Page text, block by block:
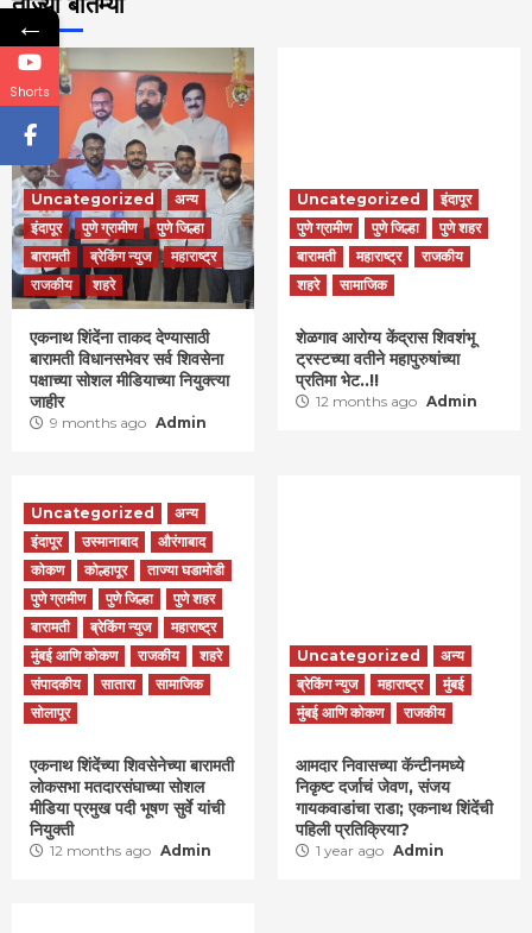
Uncategorized
अन्य
इंदापूर
पुणे ग्रामीण
पुणे जिल्हा
बारामती
ब्रेकिंग न्युज
महाराष्ट्र
राजकीय
शहरे
एकनाथ शिंदेंना ताकद देण्यासाठी
बारामती विधानसभेवर सर्व शिवसेना
पक्षाच्या सोशल मीडियाच्या नियुक्त्या
जाहीर
9 months ago Admin
Uncategorized
इंदापूर
पुणे ग्रामीण
पुणे जिल्हा
पुणे शहर
बारामती
महाराष्ट्र
राजकीय
शहरे
सामाजिक
शेळगाव आरोग्य केंद्रास शिवशंभू
ट्रस्टच्या वतीने महापुरुषांच्या
प्रतिमा भेट..!!
12 months ago Admin
Uncategorized
अन्य
इंदापूर
उस्मानाबाद
औरंगाबाद
कोकण
कोल्हापूर
ताज्या घडामोडी
पुणे ग्रामीण
पुणे जिल्हा
पुणे शहर
बारामती
ब्रेकिंग न्युज
महाराष्ट्र
मुंबई आणि कोकण
राजकीय
शहरे
संपादकीय
सातारा
सामाजिक
सोलापूर
एकनाथ शिंदेंच्या शिवसेनेच्या बारामती
लोकसभा मतदारसंघाच्या सोशल
मीडिया प्रमुख पदी भूषण सुर्वे यांची
नियुक्ती
12 months ago Admin
Uncategorized
अन्य
ब्रेकिंग न्युज
महाराष्ट्र
मुंबई
मुंबई आणि कोकण
राजकीय
आमदार निवासच्या कॅन्टीनमध्ये
निकृष्ट दर्जाचं जेवण, संजय
गायकवाडांचा राडा; एकनाथ शिंदेंची
पहिली प्रतिक्रिया?
1 year ago Admin
←
Shorts